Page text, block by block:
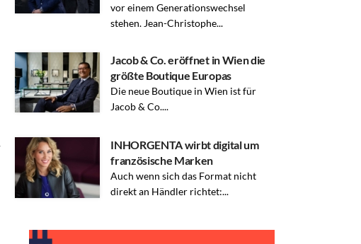
vor einem Generationswechsel
stehen. Jean-Christophe...
Jacob & Co. eröffnet in Wien die
größte Boutique Europas
Die neue Boutique in Wien ist für
Jacob & Co....
INHORGENTA wirbt digital um
französische Marken
Auch wenn sich das Format nicht
direkt an Händler richtet:...